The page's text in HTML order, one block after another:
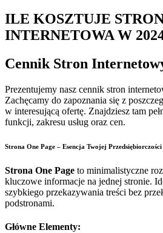
ILE KOSZTUJE
INTERNETOWA W
Cennik Stron
Prezentujemy nasz cennik stron
Zachęcamy do zapoznania się z
w interesującą ofertę. Znajdziesz tam
funkcji, zakresu usług oraz cen.
Strona One Page – Esencja Twojej Przedsiębiorczości
Strona One Page to minimalistyczne
kluczowe informacje na jednej stronie.
szybkiego przekazywania treści bez
podstronami.
Główne Elementy: